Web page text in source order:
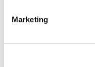
Marketing
category
Catégorie